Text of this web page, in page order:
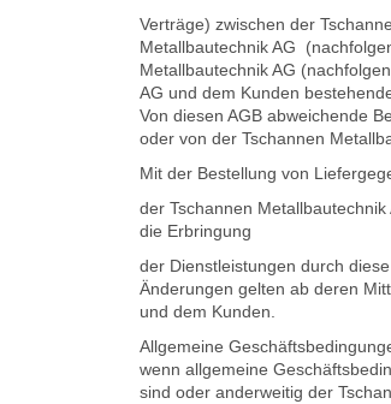
Verträge) zwischen der
Metallbautechnik AG
Metallbautechnik AG
AG und dem Kunden
Von diesen AGB abweichende
oder von der Tschannen
Mit der Bestellung von
der Tschannen
die Erbringung
der Dienstleistungen durch
Änderungen gelten ab deren
und dem Kunden.
Allgemeine
wenn allgemeine
sind oder anderweitig der